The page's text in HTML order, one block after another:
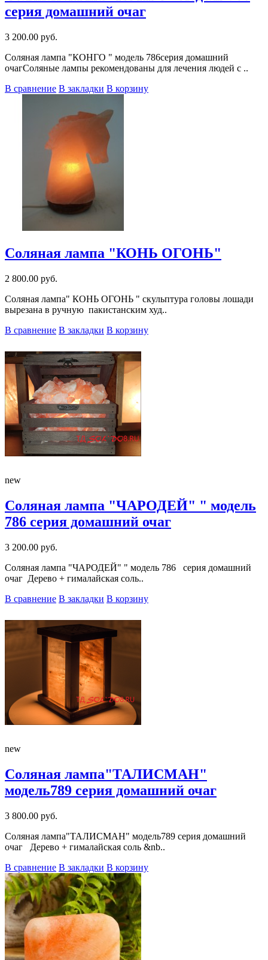
серия домашний очаг
3 200.00 руб.
Соляная лампа "КОНГО " модель 786серия домашний
очагСоляные лампы рекомендованы для лечения людей с ..
В сравнение В закладки В корзину
Соляная лампа "КОНЬ ОГОНЬ"
2 800.00 руб.
Соляная лампа" КОНЬ ОГОНЬ " скульптура головы лошади
вырезана в ручную пакистанским худ..
В сравнение В закладки В корзину
new
Соляная лампа "ЧАРОДЕЙ" " модель
786 серия домашний очаг
3 200.00 руб.
Соляная лампа "ЧАРОДЕЙ" " модель 786 серия домашний
очаг Дерево + гималайская соль..
В сравнение В закладки В корзину
new
Соляная лампа"ТАЛИСМАН"
модель789 серия домашний очаг
3 800.00 руб.
Соляная лампа"ТАЛИСМАН" модель789 серия домашний
очаг Дерево + гималайская соль &nb..
В сравнение В закладки В корзину